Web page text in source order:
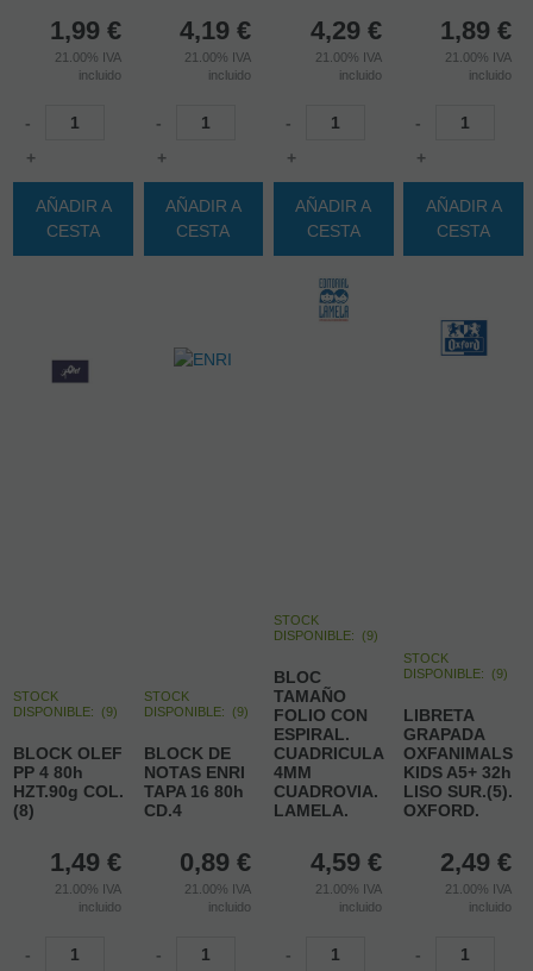
1,99 €
21.00% IVA
incluido
-
+
AÑADIR A
CESTA
4,19 €
21.00% IVA
incluido
-
+
AÑADIR A
CESTA
4,29 €
21.00% IVA
incluido
-
+
AÑADIR A
CESTA
1,89 €
21.00% IVA
incluido
-
+
AÑADIR A
CESTA
STOCK
DISPONIBLE: (9)
BLOCK OLEF
PP 4 80h
HZT.90g COL.
(8)
1,49 €
21.00% IVA
incluido
-
STOCK
DISPONIBLE:
(9)
BLOCK DE
NOTAS ENRI
TAPA 16 80h
CD.4
0,89 €
21.00% IVA
incluido
-
STOCK
DISPONIBLE: (9)
BLOC
TAMAÑO
FOLIO CON
ESPIRAL.
CUADRICULA
4MM
CUADROVIA.
LAMELA.
4,59 €
21.00% IVA
incluido
-
STOCK
DISPONIBLE: (9)
LIBRETA
GRAPADA
OXFANIMALS
KIDS A5+ 32h
LISO SUR.(5).
OXFORD.
2,49 €
21.00% IVA
incluido
-